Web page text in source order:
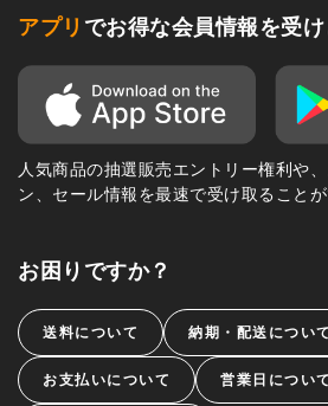
アプリ でお得な会員情報を受
人気商品の抽選販売エントリー権利や
ン、セール情報を最速で受け取ることが
お困りですか？
送料について 納期・配送について
お支払いについて 営業日について